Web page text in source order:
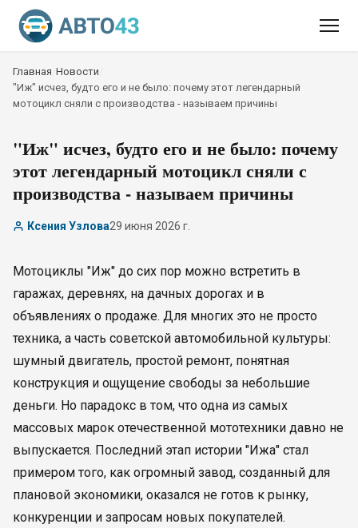
Главная Новости
"Иж" исчез, будто его и не было: почему этот легендарный
мотоцикл сняли с производства - называем причины
"Иж" исчез, будто его и не было: почему
этот легендарный мотоцикл сняли с
производства - называем причины
Ксения Узлова29 июня 2026 г.
Мотоциклы "Иж" до сих пор можно встретить в
гаражах, деревнях, на дачных дорогах и в
объявлениях о продаже. Для многих это не просто
техника, а часть советской автомобильной культуры:
шумный двигатель, простой ремонт, понятная
конструкция и ощущение свободы за небольшие
деньги. Но парадокс в том, что одна из самых
массовых марок отечественной мототехники давно не
выпускается. Последний этап истории "Ижа" стал
примером того, как огромный завод, созданный для
плановой экономики, оказался не готов к рынку,
конкуренции и запросам новых покупателей.